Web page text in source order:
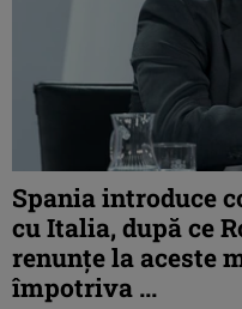
Spania introduce
cu Italia, după ce
renunțe la aceste
împotriva ...